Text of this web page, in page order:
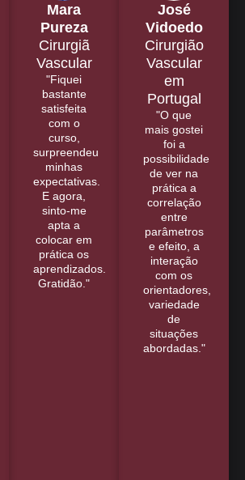
Mara
Pureza
Cirurgiã
Vascular
"Fiquei
bastante
satisfeita
com o
curso,
surpreendeu
minhas
expectativas.
E agora,
sinto-me
apta a
colocar em
prática os
aprendizados.
Gratidão."
José
Vidoedo
Cirurgião
Vascular
em
Portugal
"O que
mais gostei
foi a
possibilidade
de ver na
prática a
correlação
entre
parâmetros
e efeito, a
interação
com os
orientadores,
variedade
de
situações
abordadas."